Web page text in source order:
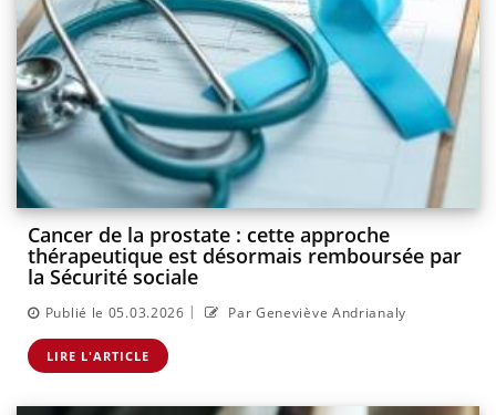
Cancer de la prostate : cette approche
thérapeutique est désormais remboursée par
la Sécurité sociale
Publié le 05.03.2026 | Par Geneviève Andrianaly
LIRE L'ARTICLE